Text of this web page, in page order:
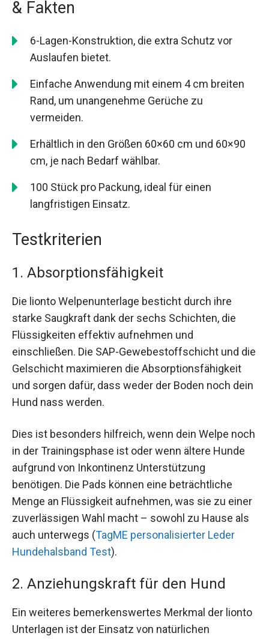
& Fakten
6-Lagen-Konstruktion, die extra Schutz vor
Auslaufen bietet.
Einfache Anwendung mit einem 4 cm breiten
Rand, um unangenehme Gerüche zu
vermeiden.
Erhältlich in den Größen 60×60 cm und 60×90
cm, je nach Bedarf wählbar.
100 Stück pro Packung, ideal für einen
langfristigen Einsatz.
Testkriterien
1. Absorptionsfähigkeit
Die lionto Welpenunterlage besticht durch ihre
starke Saugkraft dank der sechs Schichten, die
Flüssigkeiten effektiv aufnehmen und
einschließen. Die SAP-Gewebestoffschicht und die
Gelschicht maximieren die Absorptionsfähigkeit
und sorgen dafür, dass weder der Boden noch dein
Hund nass werden.
Dies ist besonders hilfreich, wenn dein Welpe noch
in der Trainingsphase ist oder wenn ältere Hunde
aufgrund von Inkontinenz Unterstützung
benötigen. Die Pads können eine beträchtliche
Menge an Flüssigkeit aufnehmen, was sie zu einer
zuverlässigen Wahl macht – sowohl zu Hause als
auch unterwegs (TagME personalisierter Leder
Hundehalsband Test).
2. Anziehungskraft für den Hund
Ein weiteres bemerkenswertes Merkmal der lionto
Unterlagen ist der Einsatz von natürlichen